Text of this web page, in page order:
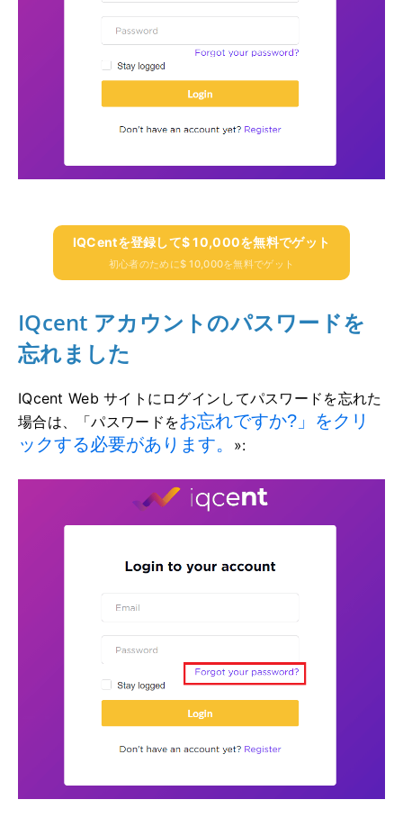
IQCentを登録して$ 10,000を無料でゲット
初心者のために$ 10,000を無料でゲット
IQcent アカウントのパスワードを
忘れました
IQcent Web サイトにログインしてパスワードを忘れた
場合は、「パスワードをお忘れですか?」をクリ
ックする必要があります。 »: